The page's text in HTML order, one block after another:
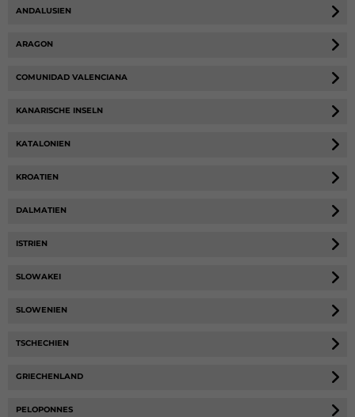
ANDALUSIEN
ARAGON
COMUNIDAD VALENCIANA
KANARISCHE INSELN
KATALONIEN
KROATIEN
DALMATIEN
ISTRIEN
SLOWAKEI
SLOWENIEN
TSCHECHIEN
GRIECHENLAND
PELOPONNES